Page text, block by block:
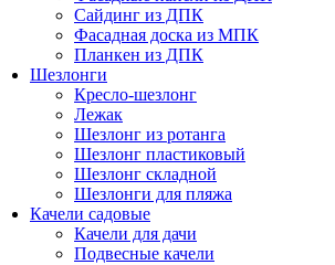
Сайдинг из ДПК
Фасадная доска из МПК
Планкен из ДПК
Шезлонги
Кресло-шезлонг
Лежак
Шезлонг из ротанга
Шезлонг пластиковый
Шезлонг складной
Шезлонги для пляжа
Качели садовые
Качели для дачи
Подвесные качели